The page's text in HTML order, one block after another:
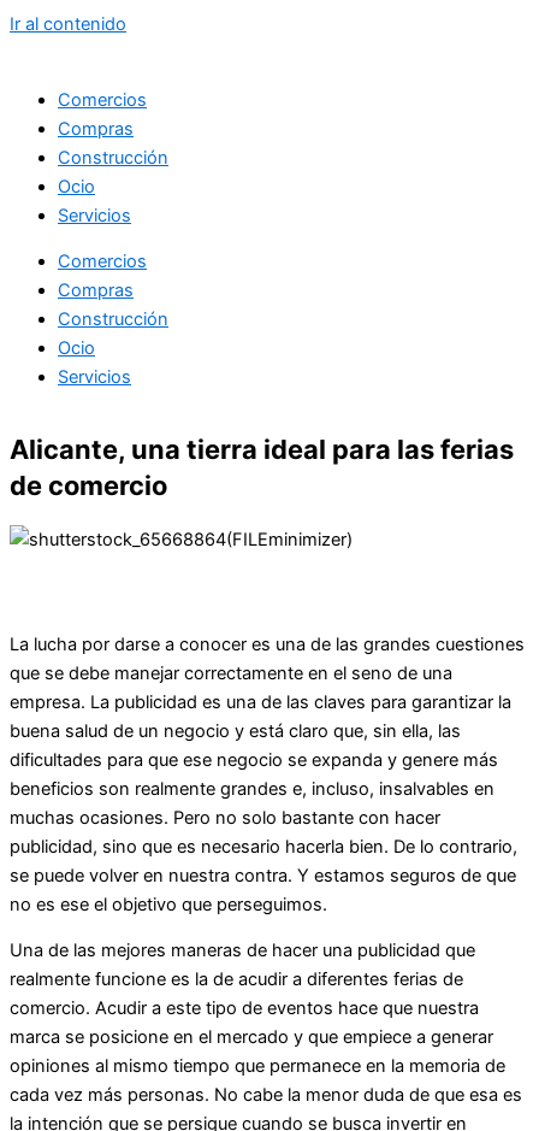
Ir al contenido
Comercios
Compras
Construcción
Ocio
Servicios
Comercios
Compras
Construcción
Ocio
Servicios
Alicante, una tierra ideal para las ferias
de comercio
La lucha por darse a conocer es una de las grandes cuestiones
que se debe manejar correctamente en el seno de una
empresa. La publicidad es una de las claves para garantizar la
buena salud de un negocio y está claro que, sin ella, las
dificultades para que ese negocio se expanda y genere más
beneficios son realmente grandes e, incluso, insalvables en
muchas ocasiones. Pero no solo bastante con hacer
publicidad, sino que es necesario hacerla bien. De lo contrario,
se puede volver en nuestra contra. Y estamos seguros de que
no es ese el objetivo que perseguimos.
Una de las mejores maneras de hacer una publicidad que
realmente funcione es la de acudir a diferentes ferias de
comercio. Acudir a este tipo de eventos hace que nuestra
marca se posicione en el mercado y que empiece a generar
opiniones al mismo tiempo que permanece en la memoria de
cada vez más personas. No cabe la menor duda de que esa es
la intención que se persigue cuando se busca invertir en